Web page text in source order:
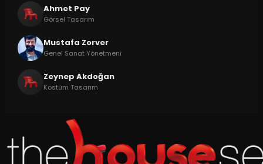
Ahmet Pay
Görsel Tasarım
Mustafa Zorver
Genel Sanat Yönetmeni
Zeynep Akdoğan
Kostüm Tasarım